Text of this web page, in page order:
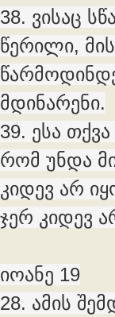
38. ვისაც
წერილი,
მდინარენი.
39. ესა
რომ უნდა
კიდევ არ
ჯერ კიდევ
იოანე 19
28. ამის